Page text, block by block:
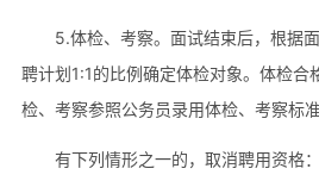
5.体检、考察。面试结束后，根据
聘计划1:1的比例确定体检对象。体检合
检、考察参照公务员录用体检、考察标准
有下列情形之一的，取消聘用资格：